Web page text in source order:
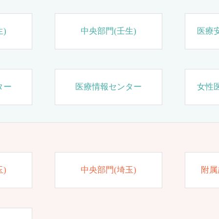
) 中央部門(壬生) 医療
ー 医療情報センター 女性
) 中央部門(埼玉) 附